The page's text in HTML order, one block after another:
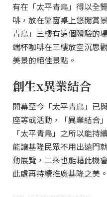
有在「太平青鳥」得以全
啡，放在靠窗桌上悠閒賞
青鳥」三樓有這個體驗的
端杯咖啡在三樓放空沉思
美景的絕佳景點。
創生x異業結合
開幕至今「太平青鳥」已
座等或活動，「異業結合
「太平青鳥」之所以能持
能讓基隆民眾不用出遠門
動展覽，二來也能藉此機
此處再持續推廣基隆之美。